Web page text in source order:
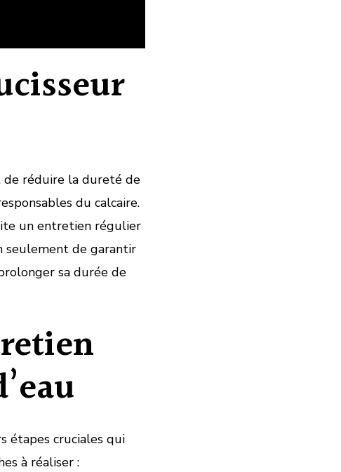
réduire la dureté de
du calcaire.
un entretien régulier
seulement de garantir
sa durée de
étapes cruciales qui
à réaliser :